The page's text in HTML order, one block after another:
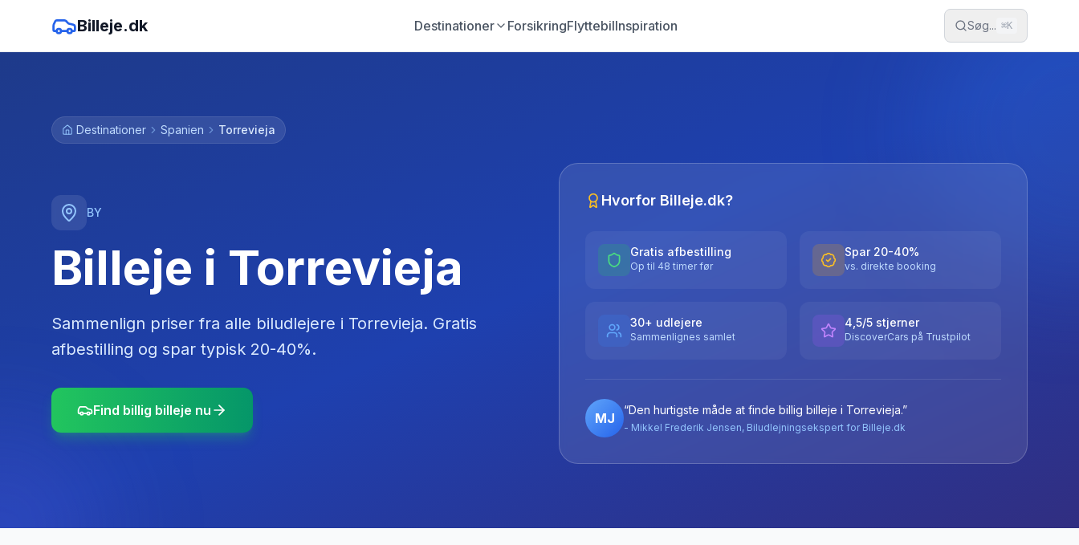
Billeje.dk Destinationer ForsikringFlyttebilInspiration Søg... ⌘K
Destinationer Spanien Torrevieja
BY
Billeje i Torrevieja
Sammenlign priser fra alle biludlejere i Torrevieja. Gratis
afbestilling og spar typisk 20-40%.
Find billig billeje nu
Hvorfor Billeje.dk?
Gratis afbestilling
Op til 48 timer før
Spar 20-40%
vs. direkte booking
30+ udlejere
Sammenlignes samlet
4,5/5 stjerner
DiscoverCars på Trustpilot
MJ
“Den hurtigste måde at finde billig billeje i Torrevieja.”
- Mikkel Frederik Jensen, Biludlejningsekspert for Billeje.dk